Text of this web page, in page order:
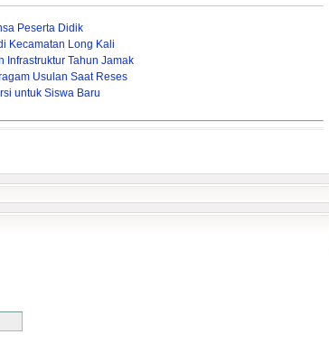
Peserta Didik
Kecamatan Long Kali
Infrastruktur Tahun Jamak
Usulan Saat Reses
untuk Siswa Baru